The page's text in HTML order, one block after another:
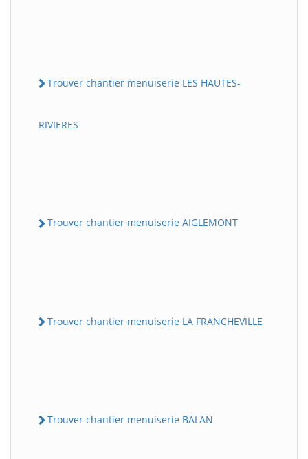
Trouver chantier menuiserie LES HAUTES-
RIVIERES
Trouver chantier menuiserie AIGLEMONT
Trouver chantier menuiserie LA FRANCHEVILLE
Trouver chantier menuiserie BALAN